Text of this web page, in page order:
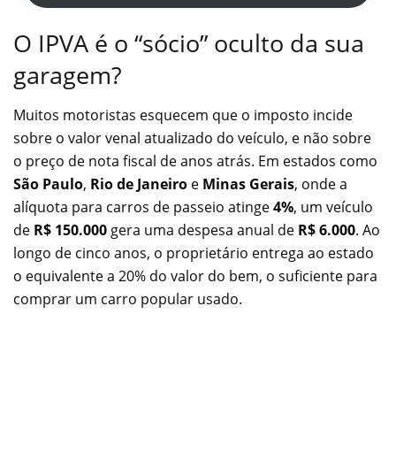
O IPVA é o “sócio” oculto da sua
garagem?
Muitos motoristas esquecem que o imposto incide
sobre o valor venal atualizado do veículo, e não sobre
o preço de nota fiscal de anos atrás. Em estados como
São Paulo, Rio de Janeiro e Minas Gerais, onde a
alíquota para carros de passeio atinge4%, um veículo
de R$ 150.000 gera uma despesa anual de R$ 6.000. Ao
longo de cinco anos, o proprietário entrega ao estado
o equivalente a 20% do valor do bem, o suficiente para
comprar um carro popular usado.